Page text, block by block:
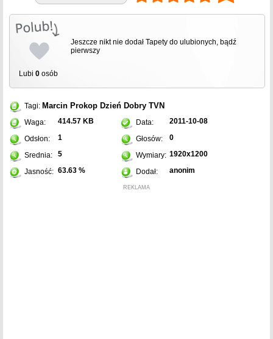
Lubi 0 osób
Jeszcze nikt nie dodał Tapety do ulubionych, bądź
pierwszy
Tagi: Marcin Prokop Dzień Dobry TVN
Waga: 414.57 KB Data: 2011-10-08
Odsłon: 1 Głosów: 0
Srednia: 5 Wymiary: 1920x1200
Jasność: 63.63 % Dodał: anonim
REKLAMA